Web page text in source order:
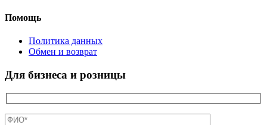
Помощь
Политика данных
Обмен и возврат
Для бизнеса и розницы